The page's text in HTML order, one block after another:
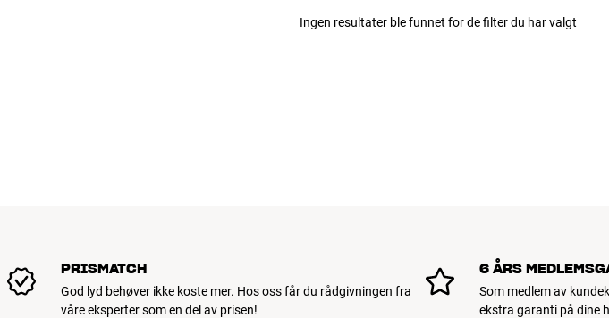
Ingen resultater ble funnet for de filter du har valgt
PRISMATCH
God lyd behøver ikke koste mer. Hos oss får du rådgivningen fra
våre eksperter som en del av prisen!
6 ÅRS
Som medlem av
ekstra garanti på dine